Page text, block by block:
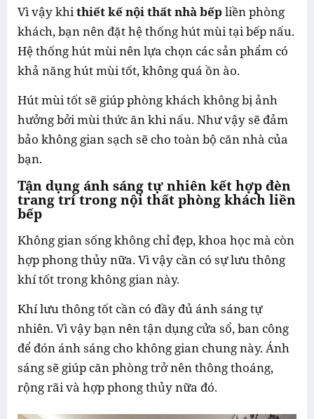
Vì vậy khi thiết kế nội thất nhà bếpliền phòng
khách, bạn nên đặt hệ thống hút mùi tại bếp nấu.
Hệ thống hút mùi nên lựa chọn các sản phẩm có
khả năng hút mùi tốt, không quá ồn ào.
Hút mùi tốt sẽ giúp phòng khách không bị ảnh
hưởng bởi mùi thức ăn khi nấu. Như vậy sẽ đảm
bảo không gian sạch sẽ cho toàn bộ căn nhà của
bạn.
Tận dụng ánh sáng tự nhiên kết hợp đèn
trang trí trong nội thất phòng khách liền
bếp
Không gian sống không chỉ đẹp, khoa học mà còn
hợp phong thủy nữa. Vì vậy cần có sự lưu thông
khí tốt trong không gian này.
Khí lưu thông tốt cần có đầy đủ ánh sáng tự
nhiên. Vì vậy bạn nên tận dụng cửa sổ, ban công
để đón ánh sáng cho không gian chung này. Ánh
sáng sẽ giúp căn phòng trở nên thông thoáng,
rộng rãi và hợp phong thủy nữa đó.